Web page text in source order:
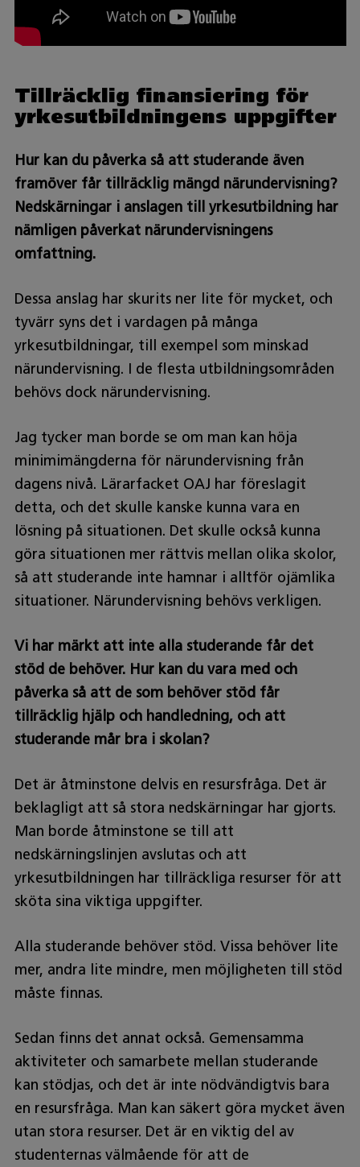
Tillräcklig finansiering för
yrkesutbildningens uppgifter
Hur kan du påverka så att studerande även
framöver får tillräcklig mängd närundervisning?
Nedskärningar i anslagen till yrkesutbildning har
nämligen påverkat närundervisningens
omfattning.
Dessa anslag har skurits ner lite för mycket, och
tyvärr syns det i vardagen på många
yrkesutbildningar, till exempel som minskad
närundervisning. I de flesta utbildningsområden
behövs dock närundervisning.
Jag tycker man borde se om man kan höja
minimimängderna för närundervisning från
dagens nivå. Lärarfacket OAJ har föreslagit
detta, och det skulle kanske kunna vara en
lösning på situationen. Det skulle också kunna
göra situationen mer rättvis mellan olika skolor,
så att studerande inte hamnar i alltför ojämlika
situationer. Närundervisning behövs verkligen.
Vi har märkt att inte alla studerande får det
stöd de behöver. Hur kan du vara med och
påverka så att de som behöver stöd får
tillräcklig hjälp och handledning, och att
studerande mår bra i skolan?
Det är åtminstone delvis en resursfråga. Det är
beklagligt att så stora nedskärningar har gjorts.
Man borde åtminstone se till att
nedskärningslinjen avslutas och att
yrkesutbildningen har tillräckliga resurser för att
sköta sina viktiga uppgifter.
Alla studerande behöver stöd. Vissa behöver lite
mer, andra lite mindre, men möjligheten till stöd
måste finnas.
Sedan finns det annat också. Gemensamma
aktiviteter och samarbete mellan studerande
kan stödjas, och det är inte nödvändigtvis bara
en resursfråga. Man kan säkert göra mycket även
utan stora resurser. Det är en viktig del av
studenternas välmående för att de